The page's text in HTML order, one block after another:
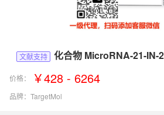
文献支持 化合物 MicroRNA-21-IN-2
价格： ￥428 - 6264
品牌： TargetMol